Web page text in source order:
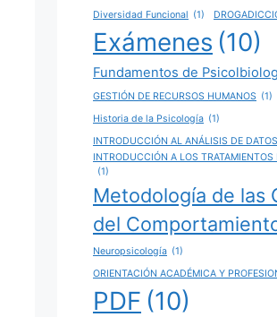
Diversidad Funcional (1)
Exámenes (10)
Fundamentos de
GESTIÓN DE RECURSOS HUMANOS (1)
Historia de la Psicología (1)
INTRODUCCIÓN AL ANÁLISIS DE DATOS
INTRODUCCIÓN A LOS
(1)
Metodología de las
del
Neuropsicología (1)
ORIENTACIÓN ACADÉMICA Y
PDF (10)